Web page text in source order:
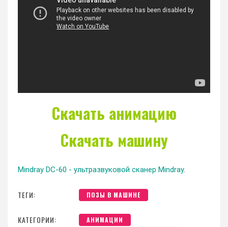
Скачать анимацию
Скачать машину
Mindray DC-60 - ультразвуковой сканер Mindray.
ТЕГИ: ПОЗЫ В МАШИНЕ
КАТЕГОРИИ:
АНИМАЦИИ